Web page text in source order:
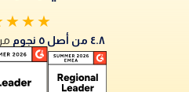
٤.٨ من أصل ٥ نجوم من